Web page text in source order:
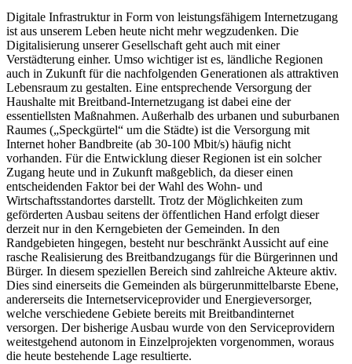
Digitale Infrastruktur in Form von leistungsfähigem Internetzugang
ist aus unserem Leben heute nicht mehr wegzudenken. Die
Digitalisierung unserer Gesellschaft geht auch mit einer
Verstädterung einher. Umso wichtiger ist es, ländliche Regionen
auch in Zukunft für die nachfolgenden Generationen als attraktiven
Lebensraum zu gestalten. Eine entsprechende Versorgung der
Haushalte mit Breitband-Internetzugang ist dabei eine der
essentiellsten Maßnahmen. Außerhalb des urbanen und suburbanen
Raumes („Speckgürtel“ um die Städte) ist die Versorgung mit
Internet hoher Bandbreite (ab 30-100 Mbit/s) häufig nicht
vorhanden. Für die Entwicklung dieser Regionen ist ein solcher
Zugang heute und in Zukunft maßgeblich, da dieser einen
entscheidenden Faktor bei der Wahl des Wohn- und
Wirtschaftsstandortes darstellt. Trotz der Möglichkeiten zum
geförderten Ausbau seitens der öffentlichen Hand erfolgt dieser
derzeit nur in den Kerngebieten der Gemeinden. In den
Randgebieten hingegen, besteht nur beschränkt Aussicht auf eine
rasche Realisierung des Breitbandzugangs für die Bürgerinnen und
Bürger. In diesem speziellen Bereich sind zahlreiche Akteure aktiv.
Dies sind einerseits die Gemeinden als bürgerunmittelbarste Ebene,
andererseits die Internetserviceprovider und Energieversorger,
welche verschiedene Gebiete bereits mit Breitbandinternet
versorgen. Der bisherige Ausbau wurde von den Serviceprovidern
weitestgehend autonom in Einzelprojekten vorgenommen, woraus
die heute bestehende Lage resultierte.